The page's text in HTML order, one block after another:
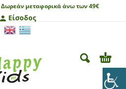
Δωρεάν μεταφορικά άνω των 49€
Είσοδος